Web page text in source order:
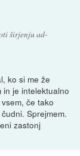
širjenju ad-
ko si me že
in je intelektualno
če tako
Sprejmem.
zastonj